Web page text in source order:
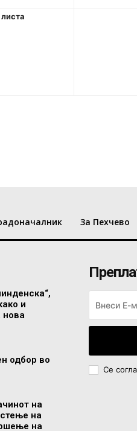
За Пехчево
и
нова
одбор во
на
на
на
Се